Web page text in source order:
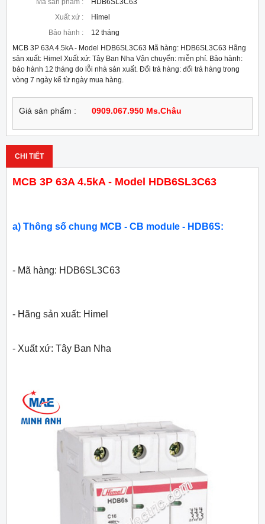
Mã sản phẩm :
HDB6SL3C63
Xuất xứ :
Himel
Bảo hành :
12 tháng
MCB 3P 63A 4.5kA - Model HDB6SL3C63 Mã hàng: HDB6SL3C63 Hãng
sản xuất: Himel Xuất xứ: Tây Ban Nha Vận chuyển: miễn phí. Bảo hành:
bảo hành 12 tháng do lỗi nhà sản xuất. Đổi trả hàng: đổi trả hàng trong
vòng 7 ngày kể từ ngày mua hàng.
Giá sản phẩm : 0909.067.950 Ms.Châu
CHI TIẾT
MCB 3P 63A 4.5kA - Model HDB6SL3C63
a) Thông số chung MCB - CB module - HDB6S:
- Mã hàng: HDB6SL3C63
- Hãng sản xuất: Himel
- Xuất xứ: Tây Ban Nha